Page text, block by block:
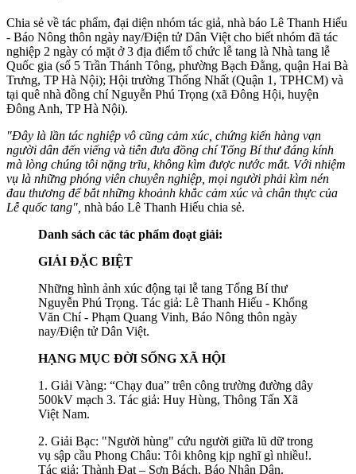
Chia sẻ về tác phẩm, đại diện nhóm tác giả, nhà báo Lê Thanh Hiếu
- Báo Nông thôn ngày nay/Điện tử Dân Việt cho biết nhóm đã tác
nghiệp 2 ngày có mặt ở 3 địa điểm tổ chức lễ tang là Nhà tang lễ
Quốc gia (số 5 Trần Thánh Tông, phường Bạch Đằng, quận Hai Bà
Trưng, TP Hà Nội); Hội trường Thống Nhất (Quận 1, TPHCM) và
tại quê nhà đồng chí Nguyễn Phú Trọng (xã Đông Hội, huyện
Đông Anh, TP Hà Nội).
"Đây là lần tác nghiệp vô cũng cảm xúc, chứng kiến hàng vạn
người dân đến viếng và tiễn đưa đồng chí Tổng Bí thư đáng kính
mà lòng chúng tôi nặng trĩu, không kìm được nước mắt. Với nhiệm
vụ là những phóng viên chuyên nghiệp, mọi người phải kìm nén
đau thương để bắt những khoảnh khắc cảm xúc và chân thực của
Lễ quốc tang", nhà báo Lê Thanh Hiếu chia sẻ.
Danh sách các tác phẩm đoạt giải:
GIẢI ĐẶC BIỆT
Những hình ảnh xúc động tại lễ tang Tổng Bí thư
Nguyễn Phú Trọng. Tác giả: Lê Thanh Hiếu - Khổng
Văn Chí - Phạm Quang Vinh, Báo Nông thôn ngày
nay/Điện tử Dân Việt.
HẠNG MỤC ĐỜI SỐNG XÃ HỘI
1. Giải Vàng: “Chạy đua” trên công trường đường dây
500kV mạch 3. Tác giả: Huy Hùng, Thông Tấn Xã
Việt Nam.
2. Giải Bạc: "Người hùng" cứu người giữa lũ dữ trong
vụ sập cầu Phong Châu: Tôi không kịp nghĩ gì nhiều!.
Tác giả: Thành Đạt – Sơn Bách, Báo Nhân Dân.